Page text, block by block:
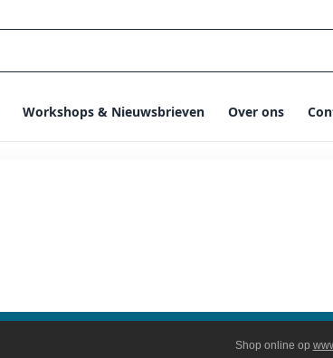
Workshops & Nieuwsbrieven Over ons
Shop online op